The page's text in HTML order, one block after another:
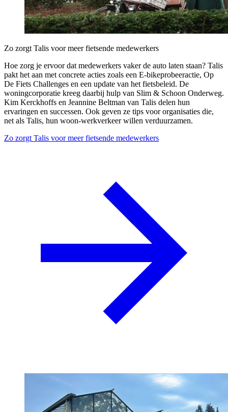
Zo zorgt Talis voor meer fietsende medewerkers
Hoe zorg je ervoor dat medewerkers vaker de auto laten staan? Talis
pakt het aan met concrete acties zoals een E-bikeprobeeractie, Op
De Fiets Challenges en een update van het fietsbeleid. De
woningcorporatie kreeg daarbij hulp van Slim & Schoon Onderweg.
Kim Kerckhoffs en Jeannine Beltman van Talis delen hun
ervaringen en successen. Ook geven ze tips voor organisaties die,
net als Talis, hun woon-werkverkeer willen verduurzamen.
Zo zorgt Talis voor meer fietsende medewerkers